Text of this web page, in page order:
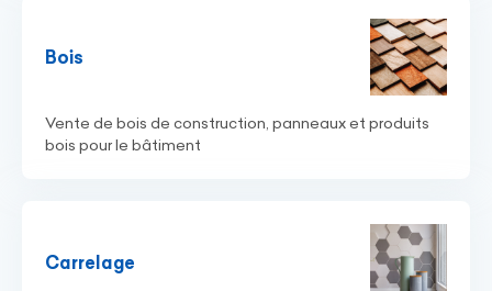
Bois
Vente de bois de construction, panneaux et produits
bois pour le bâtiment
Carrelage